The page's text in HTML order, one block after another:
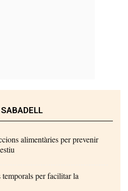
alimentàries per prevenir
temporals per facilitar la